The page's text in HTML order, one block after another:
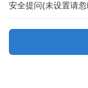
安全提问(未设置请